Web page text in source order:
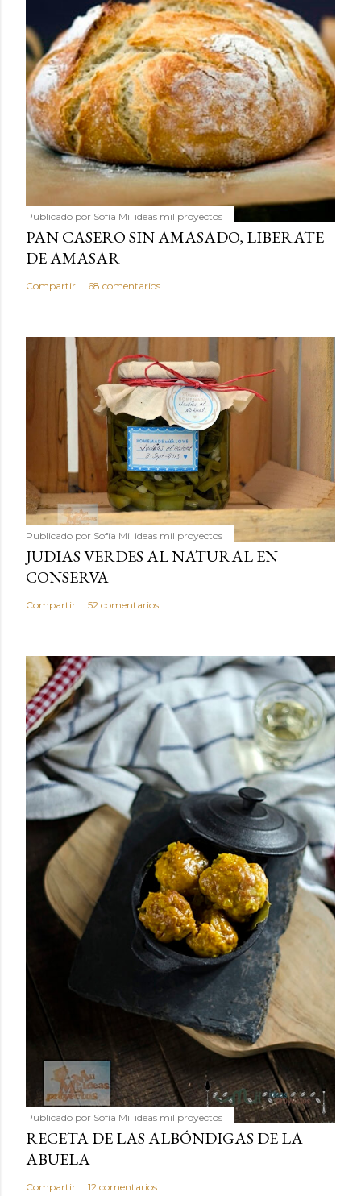
Publicado por Sofía Mil ideas mil proyectos
PAN CASERO SIN AMASADO, LIBERATE
DE AMASAR
Compartir 68 comentarios
Publicado por Sofía Mil ideas mil proyectos
JUDIAS VERDES AL NATURAL EN
CONSERVA
Compartir 52 comentarios
Publicado por Sofía Mil ideas mil proyectos
RECETA DE LAS ALBÓNDIGAS DE LA
ABUELA
Compartir 12 comentarios